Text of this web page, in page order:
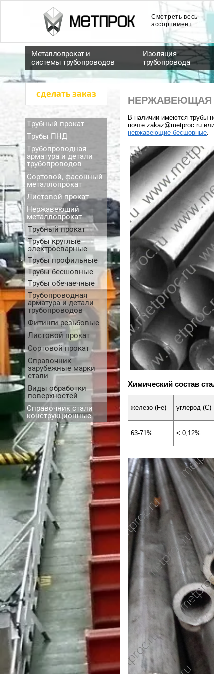
Смотреть весь
ассортимент
Металлопрокат и
системы трубопроводов
Изоляция
трубопровода
сделать заказ
Трубный прокат
Трубы ПНД
Трубопроводная
арматура и детали
трубопроводов
Сортовой, фасонный
металлопрокат
Листовой прокат
Нержавеющий
металлопрокат
Трубный прокат
Трубы круглые
электросварные
Трубы профильные
Трубы бесшовные
Трубы обечаечные
Трубопроводная
арматура и детали
трубопроводов
Фитинги резьбовые
Листовой прокат
Сортовой прокат
Справочник
зарубежные марки
стали
Виды обработки
поверхностей
Справочник стали
конструкционные
НЕРЖАВЕЮЩАЯ
В наличии имеются трубы
почте zakaz@metproc.ru
нержавеющие бесшовные.
Химический состав
железо (Fe) углерод (С)
63-71% < 0,12%